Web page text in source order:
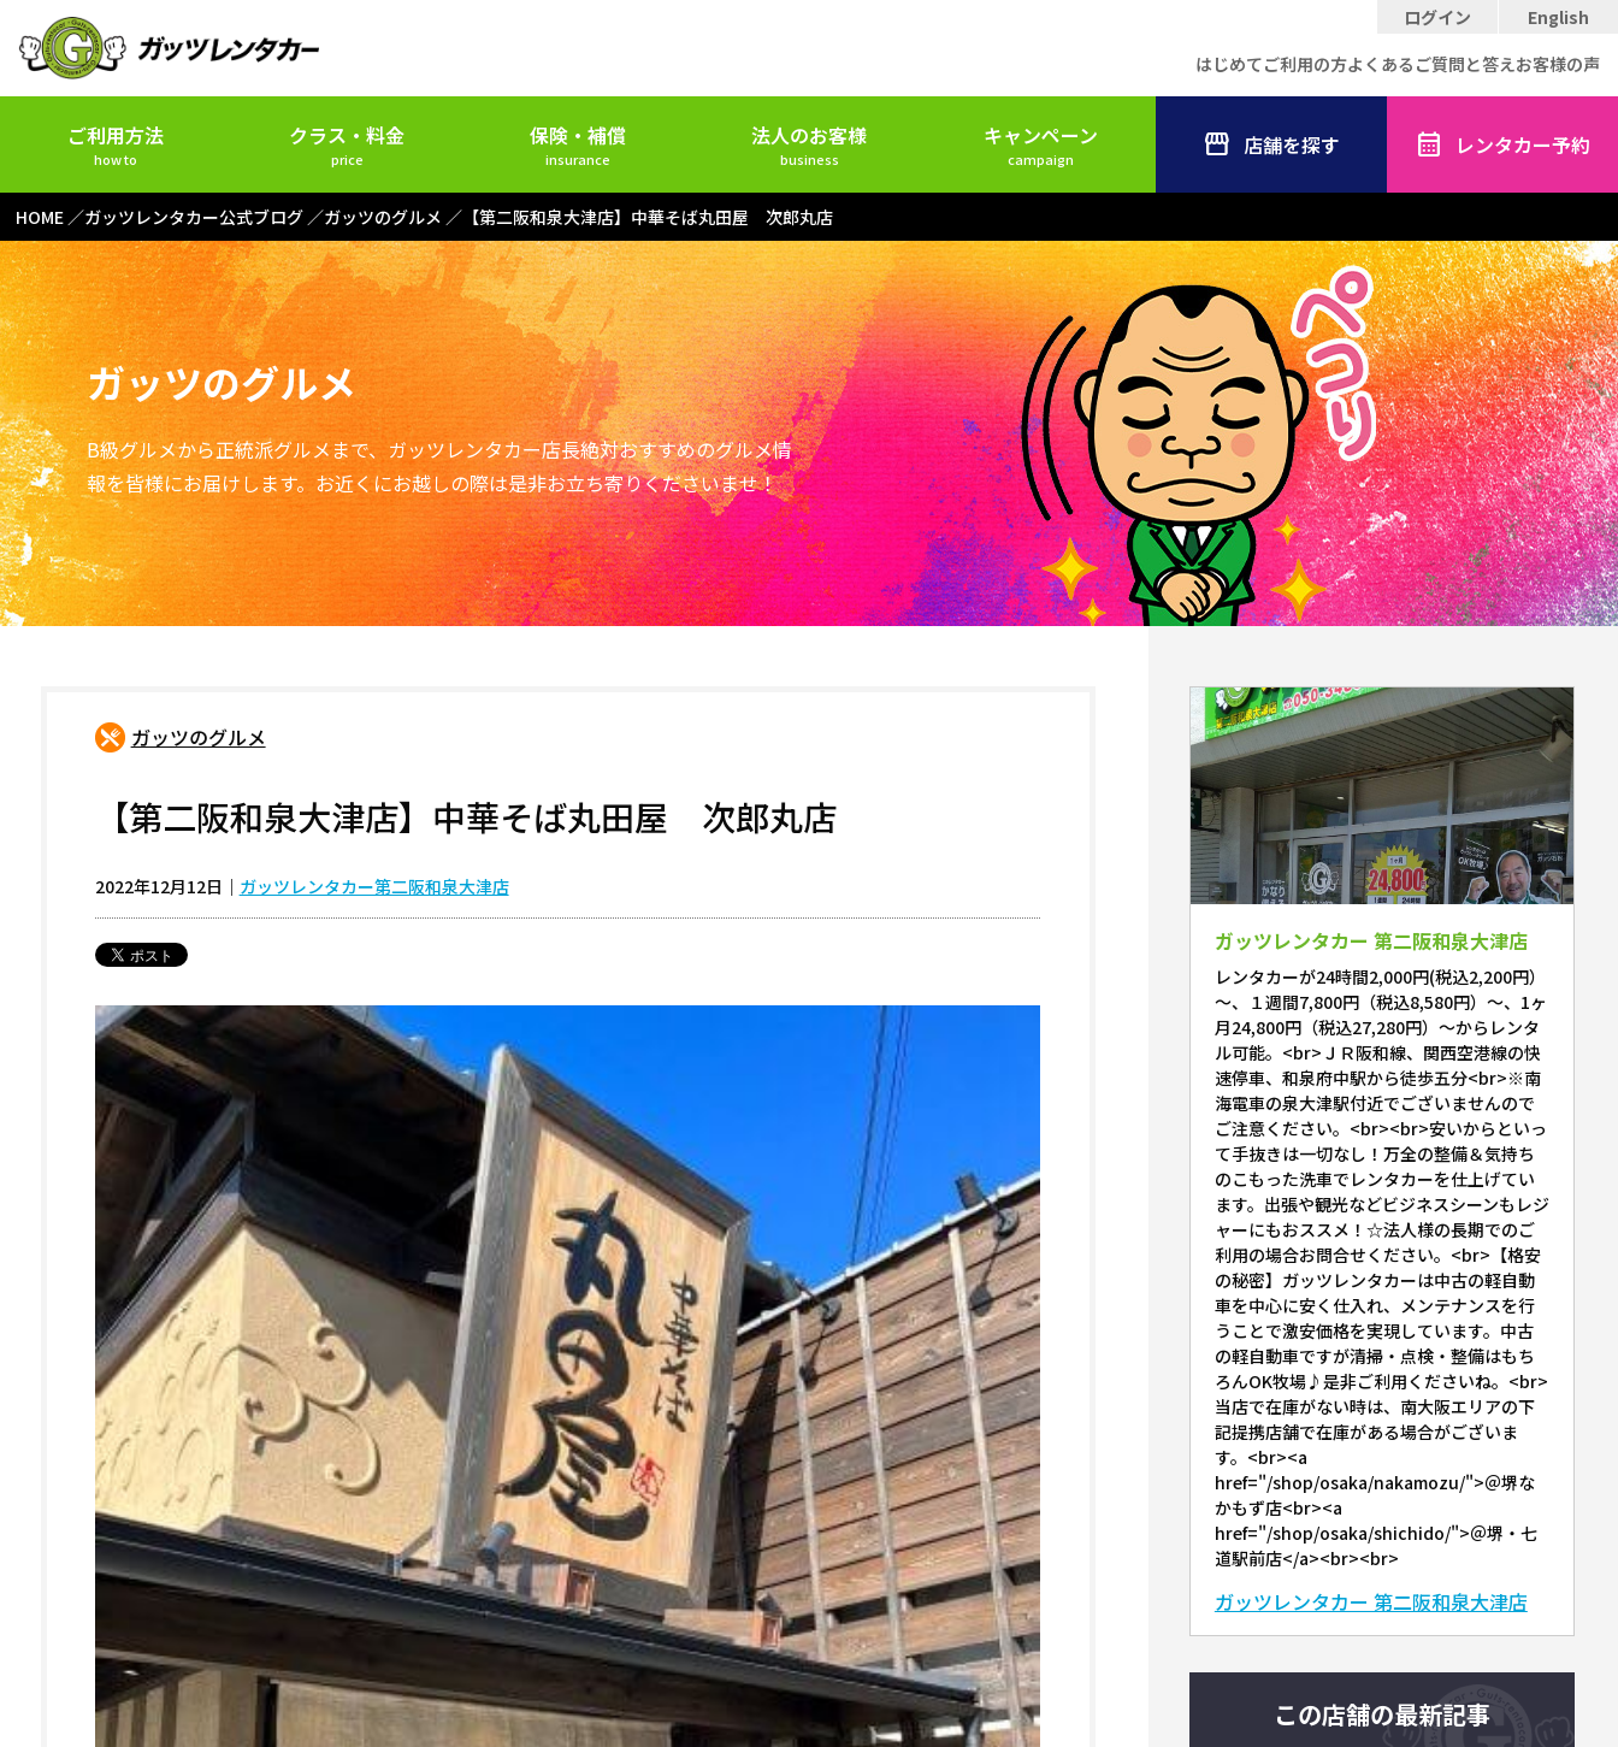
ログイン
English
はじめてご利用の方よくあるご質問と答えお客様の声
ご利用方法
how to
クラス・料金
price
保険・補償
insurance
法人のお客様
business
キャンペーン
campaign 店舗を探す レンタカー予約
HOME ガッツレンタカー公式ブログ ガッツのグルメ 【第二阪和泉大津店】中華そば丸田屋 次郎丸店
ガッツのグルメ
B級グルメから正統派グルメまで、ガッツレンタカー店長絶対おすすめのグルメ情
報を皆様にお届けします。お近くにお越しの際は是非お立ち寄りくださいませ！
ガッツのグルメ
【第二阪和泉大津店】中華そば丸田屋 次郎丸店
2022年12月12日 ｜ ガッツレンタカー第二阪和泉大津店
ガッツレンタカー 第二阪和泉大津店
レンタカーが24時間2,000円(税込2,200円）
～、１週間7,800円（税込8,580円）～、1ヶ
月24,800円（税込27,280円）～からレンタ
ル可能。<br>ＪＲ阪和線、関西空港線の快
速停車、和泉府中駅から徒歩五分<br>※南
海電車の泉大津駅付近でございませんので
ご注意ください。<br><br>安いからといっ
て手抜きは一切なし！万全の整備＆気持ち
のこもった洗車でレンタカーを仕上げてい
ます。出張や観光などビジネスシーンもレジ
ャーにもおススメ！☆法人様の長期でのご
利用の場合お問合せください。<br>【格安
の秘密】ガッツレンタカーは中古の軽自動
車を中心に安く仕入れ、メンテナンスを行
うことで激安価格を実現しています。中古
の軽自動車ですが清掃・点検・整備はもち
ろんOK牧場♪是非ご利用くださいね。<br>
当店で在庫がない時は、南大阪エリアの下
記提携店舗で在庫がある場合がございま
す。<br><a
href="/shop/osaka/nakamozu/">＠堺な
かもず店<br><a
href="/shop/osaka/shichido/">＠堺・七
道駅前店</a><br><br>
ガッツレンタカー 第二阪和泉大津店
この店舗の最新記事